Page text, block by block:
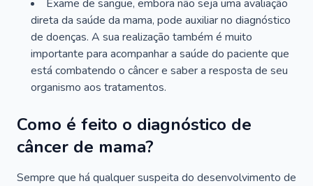
Exame de sangue, embora não seja uma avaliação
direta da saúde da mama, pode auxiliar no diagnóstico
de doenças. A sua realização também é muito
importante para acompanhar a saúde do paciente que
está combatendo o câncer e saber a resposta de seu
organismo aos tratamentos.
Como é feito o diagnóstico de
câncer de mama?
Sempre que há qualquer suspeita do desenvolvimento de